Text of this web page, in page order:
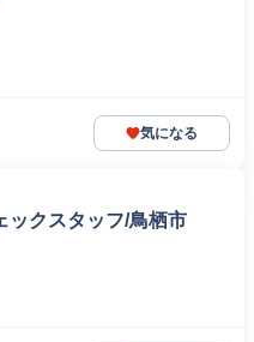
気になる
ックスタッフ/鳥栖市